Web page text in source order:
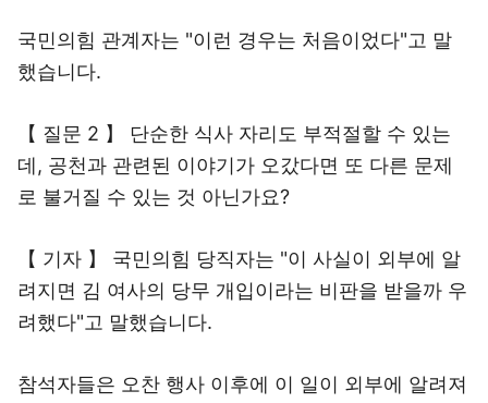
국민의힘 관계자는 "이런 경우는 처음이었다"고 말
했습니다.
【 질문 2 】 단순한 식사 자리도 부적절할 수 있는
데, 공천과 관련된 이야기가 오갔다면 또 다른 문제
로 불거질 수 있는 것 아닌가요?
【 기자 】 국민의힘 당직자는 "이 사실이 외부에 알
려지면 김 여사의 당무 개입이라는 비판을 받을까 우
려했다"고 말했습니다.
참석자들은 오찬 행사 이후에 이 일이 외부에 알려져